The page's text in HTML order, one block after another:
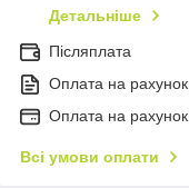
Детальніше
Післяплата
Оплата на рахунок
Оплата на рахунок
Всі умови оплати